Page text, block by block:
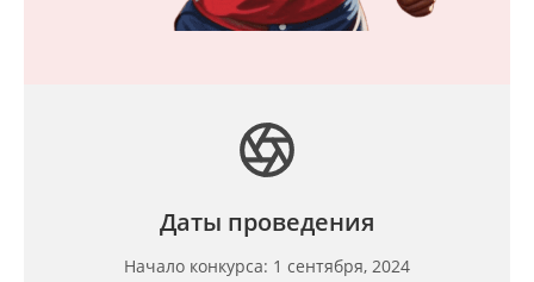
Даты проведения
Начало конкурса: 1 сентября, 2024